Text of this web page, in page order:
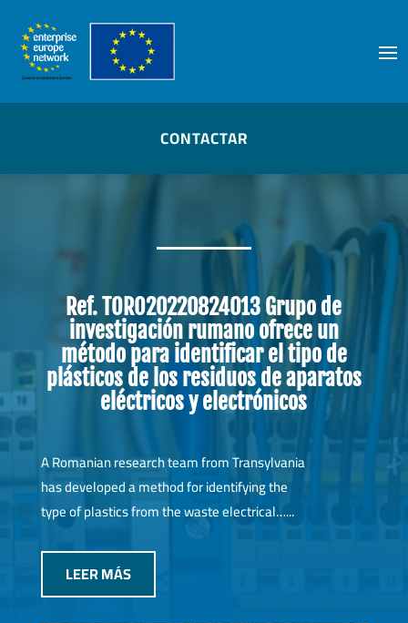
content
CONTACTAR
Ref. TORO20220824013 Grupo de
investigación rumano ofrece un
método para identificar el tipo de
plásticos de los residuos de aparatos
eléctricos y electrónicos
A Romanian research team from Transylvania
has developed a method for identifying the
type of plastics from the waste electrical…...
LEER MÁS